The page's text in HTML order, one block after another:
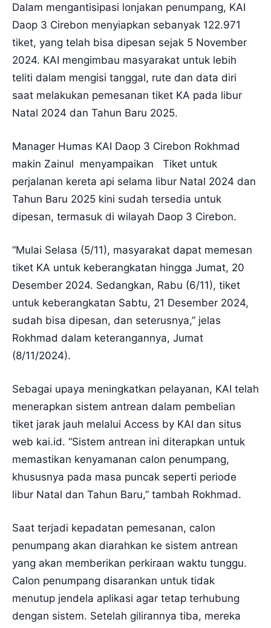
Dalam mengantisipasi lonjakan penumpang, KAI
Daop 3 Cirebon menyiapkan sebanyak 122.971
tiket, yang telah bisa dipesan sejak 5 November
2024. KAI mengimbau masyarakat untuk lebih
teliti dalam mengisi tanggal, rute dan data diri
saat melakukan pemesanan tiket KA pada libur
Natal 2024 dan Tahun Baru 2025.
Manager Humas KAI Daop 3 Cirebon Rokhmad
makin Zainul menyampaikan Tiket untuk
perjalanan kereta api selama libur Natal 2024 dan
Tahun Baru 2025 kini sudah tersedia untuk
dipesan, termasuk di wilayah Daop 3 Cirebon.
“Mulai Selasa (5/11), masyarakat dapat memesan
tiket KA untuk keberangkatan hingga Jumat, 20
Desember 2024. Sedangkan, Rabu (6/11), tiket
untuk keberangkatan Sabtu, 21 Desember 2024,
sudah bisa dipesan, dan seterusnya,” jelas
Rokhmad dalam keterangannya, Jumat
(8/11/2024).
Sebagai upaya meningkatkan pelayanan, KAI telah
menerapkan sistem antrean dalam pembelian
tiket jarak jauh melalui Access by KAI dan situs
web kai.id. “Sistem antrean ini diterapkan untuk
memastikan kenyamanan calon penumpang,
khususnya pada masa puncak seperti periode
libur Natal dan Tahun Baru,” tambah Rokhmad.
Saat terjadi kepadatan pemesanan, calon
penumpang akan diarahkan ke sistem antrean
yang akan memberikan perkiraan waktu tunggu.
Calon penumpang disarankan untuk tidak
menutup jendela aplikasi agar tetap terhubung
dengan sistem. Setelah gilirannya tiba, mereka